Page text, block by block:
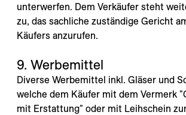
unterwerfen. Dem Verkäufer steht
zu, das sachliche zuständige Gericht
Käufers anzurufen.
9. Werbemittel
Diverse Werbemittel inkl. Gläser und
welche dem Käufer mit dem Vermerk
mit Erstattung" oder mit Leihschein